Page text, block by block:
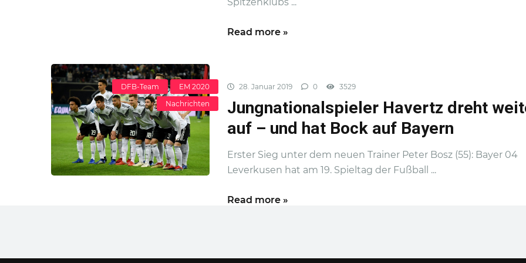
Spitzenklubs ...
Read more »
DFB-Team
EM 2020
Nachrichten
28. Januar 2019 0 3529
Jungnationalspieler Havertz dreht
auf – und hat Bock auf Bayern
Erster Sieg unter dem neuen Trainer Peter Bosz (55): Bayer 04
Leverkusen hat am 19. Spieltag der Fußball ...
Read more »